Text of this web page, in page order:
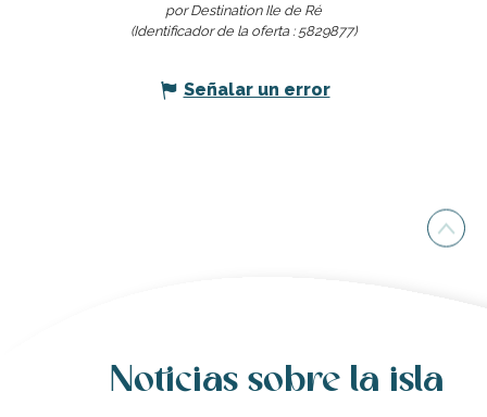
por Destination Ile de Ré
(Identificador de la oferta : 5829877)
Señalar un error
Noticias sobre la isla